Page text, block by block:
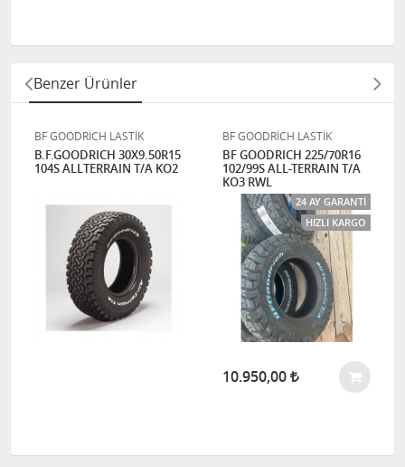
Benzer Ürünler
BF GOODRİCH LASTİK
B.F.GOODRICH 30X9.50R15
104S ALLTERRAIN T/A KO2
BF GOODRİCH LASTİK
BF GOODRICH 225/70R16
102/99S ALL-TERRAIN T/A
KO3 RWL
24 AY GARANTI
HIZLI KARGO
10.950,00